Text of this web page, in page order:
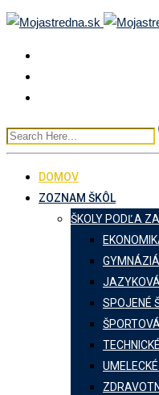
Skip
DOMOV
ZOZNAM ŠKÔL
ŠKOLY PODĽA
GYMNÁZIÁ
SPOJENÉ